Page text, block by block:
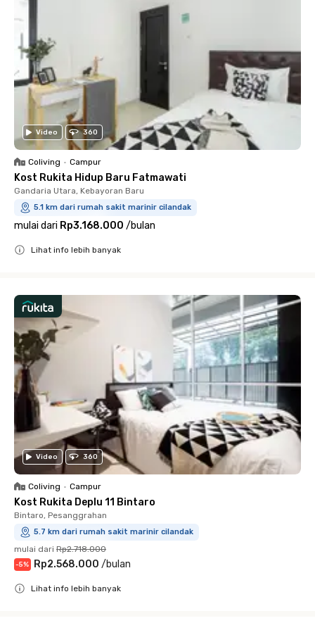
Video 360
Coliving • Campur
Kost Rukita Hidup Baru Fatmawati
Gandaria Utara, Kebayoran Baru
5.1 km dari rumah sakit marinir cilandak
mulai dari Rp3.168.000 /bulan
Lihat info lebih banyak
Video 360
Coliving • Campur
Kost Rukita Deplu 11 Bintaro
Bintaro, Pesanggrahan
5.7 km dari rumah sakit marinir cilandak
mulai dari Rp2.718.000
-5% Rp2.568.000 /bulan
Lihat info lebih banyak